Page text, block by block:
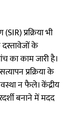
प्रक्रिया भी
के
का काम जारी है।
प्रक्रिया के
न फैले। केंद्रीय
बनाने में मदद